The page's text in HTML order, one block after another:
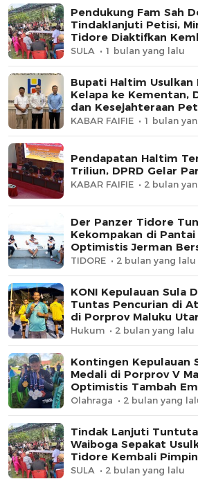
Pendukung Fam Sah
Tindaklanjuti Petisi,
Tidore Diaktifkan
Waiboga
SULA 1 bulan yang lalu
Bupati Haltim Usulkan
Kelapa ke Kementan,
dan Kesejahteraan
KABAR FAIFIE 1 bulan
Pendapatan Haltim
Triliun, DPRD Gelar
KABAR FAIFIE 2 bulan
Der Panzer Tidore
Kekompakan di
Optimistis Jerman
2026
TIDORE 2 bulan yang lalu
KONI Kepulauan Sula
Tuntas Pencurian di
di Porprov Maluku
Hukum 2 bulan yang lalu
Kontingen Kepulauan
Medali di Porprov V
Optimistis Tambah
Olahraga 2 bulan yang
Tindak Lanjuti
Waiboga Sepakat
Tidore Kembali
SULA 2 bulan yang lalu